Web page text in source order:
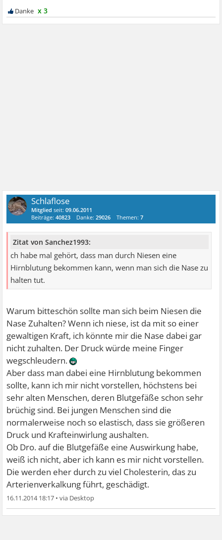
x 3
Schlaflose
Mitglied seit:09.06.2011
Beiträge:40823 Danke:29026 Themen:7
Zitat von Sanchez1993:
ch habe mal gehört, dass man durch Niesen eine
Hirnblutung bekommen kann, wenn man sich die Nase zu
halten tut.
Warum bitteschön sollte man sich beim Niesen die
Nase Zuhalten? Wenn ich niese, ist da mit so einer
gewaltigen Kraft, ich könnte mir die Nase dabei gar
nicht zuhalten. Der Druck würde meine Finger
wegschleudern.
Aber dass man dabei eine Hirnblutung bekommen
sollte, kann ich mir nicht vorstellen, höchstens bei
sehr alten Menschen, deren Blutgefäße schon sehr
brüchig sind. Bei jungen Menschen sind die
normalerweise noch so elastisch, dass sie größeren
Druck und Krafteinwirlung aushalten.
Ob Dro. auf die Blutgefäße eine Auswirkung habe,
weiß ich nicht, aber ich kann es mir nicht vorstellen.
Die werden eher durch zu viel Cholesterin, das zu
Arterienverkalkung führt, geschädigt.
16.11.2014 18:17 •